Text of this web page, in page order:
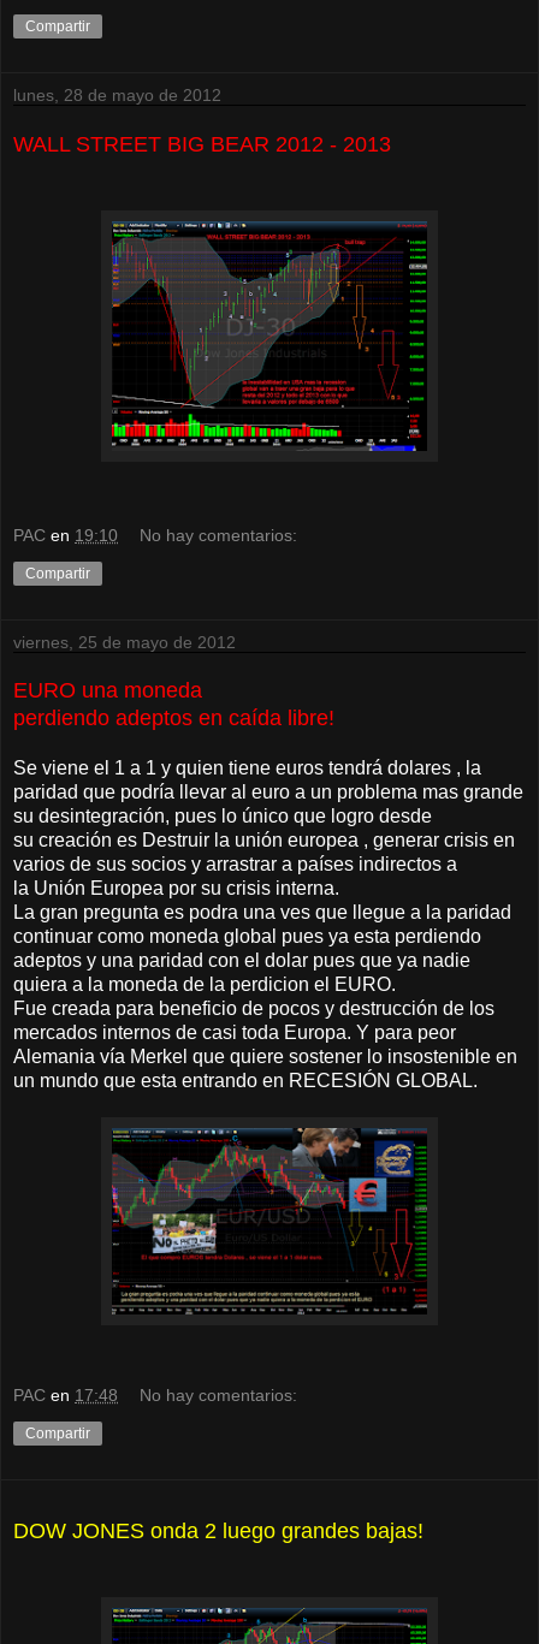
Compartir
lunes, 28 de mayo de 2012
WALL STREET BIG BEAR 2012 - 2013
PAC en 19:10 No hay comentarios:
Compartir
viernes, 25 de mayo de 2012
EURO una moneda
perdiendo adeptos en caída libre!
Se viene el 1 a 1 y quien tiene euros tendrá dolares , la
paridad que podría llevar al euro a un problema mas grande
su desintegración, pues lo único que logro desde
su creación es Destruir la unión europea , generar crisis en
varios de sus socios y arrastrar a países indirectos a
la Unión Europea por su crisis interna.
La gran pregunta es podra una ves que llegue a la paridad
continuar como moneda global pues ya esta perdiendo
adeptos y una paridad con el dolar pues que ya nadie
quiera a la moneda de la perdicion el EURO.
Fue creada para beneficio de pocos y destrucción de los
mercados internos de casi toda Europa. Y para peor
Alemania vía Merkel que quiere sostener lo insostenible en
un mundo que esta entrando en RECESIÓN GLOBAL.
PAC en 17:48 No hay comentarios:
Compartir
DOW JONES onda 2 luego grandes bajas!